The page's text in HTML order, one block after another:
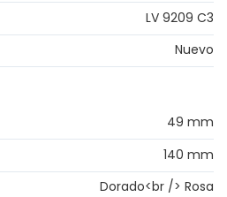
LV 9209 C3
Nuevo
49 mm
140 mm
Dorado<br /> Rosa